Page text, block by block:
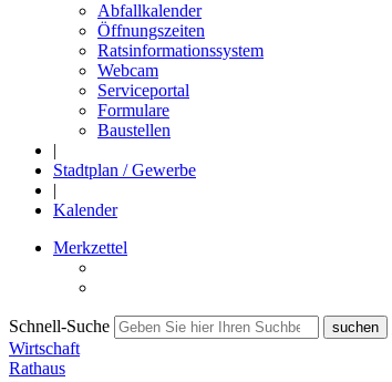
Abfallkalender
Öffnungszeiten
Ratsinformationssystem
Webcam
Serviceportal
Formulare
Baustellen
|
Stadtplan / Gewerbe
|
Kalender
Merkzettel
Schnell-Suche
Wirtschaft
Rathaus